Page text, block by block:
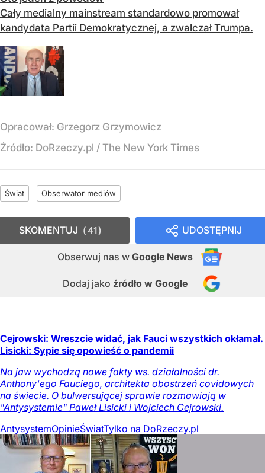
Cały medialny mainstream standardowo promował
kandydata Partii Demokratycznej, a zwalczał Trumpa.
Opracował: Grzegorz Grzymowicz
Źródło: DoRzeczy.pl / The New York Times
Świat Obserwator mediów
UDOSTĘPNIJ
Obserwuj nas w Google News
Dodaj jako źródło w Google
SKOMENTUJ 41
Cejrowski: Wreszcie widać, jak Fauci wszystkich okłamał.
Lisicki: Sypie się opowieść o pandemii
Na jaw wychodzą nowe fakty ws. działalności dr.
Anthony'ego Fauciego, architekta obostrzeń covidowych
na świecie. O bulwersującej sprawie rozmawiają w
"Antysystemie" Paweł Lisicki i Wojciech Cejrowski.
AntysystemOpinieŚwiatTylko na DoRzeczy.pl